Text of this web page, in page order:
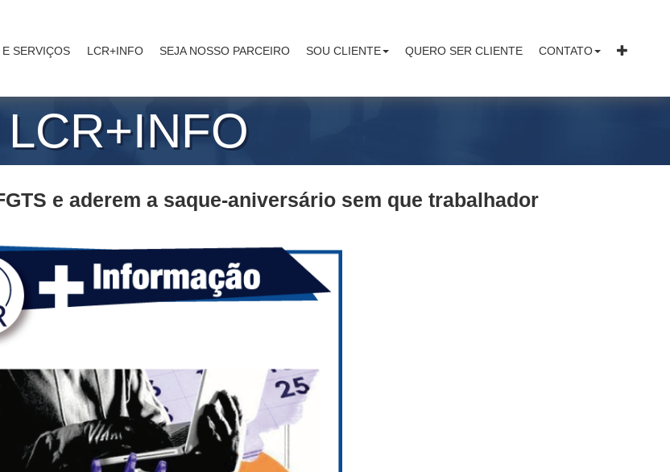
SERVIÇOS LCR+INFO SEJA NOSSO PARCEIRO SOU CLIENTE QUERO SER CLIENTE CONTATO
LCR+INFO
e aderem a saque-aniversário sem que trabalhador